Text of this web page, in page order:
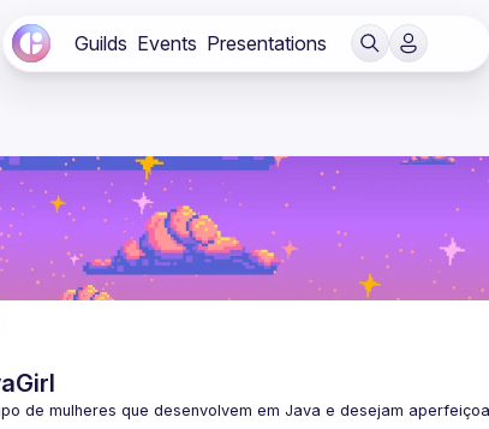
Guilds Events Presentations
de mulheres que desenvolvem em Java e desejam